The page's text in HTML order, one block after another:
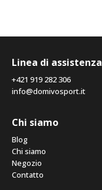
Linea di assistenza
+421 919 282 306
info@domivosport.it
Chi siamo
Blog
Chi siamo
Negozio
Contatto